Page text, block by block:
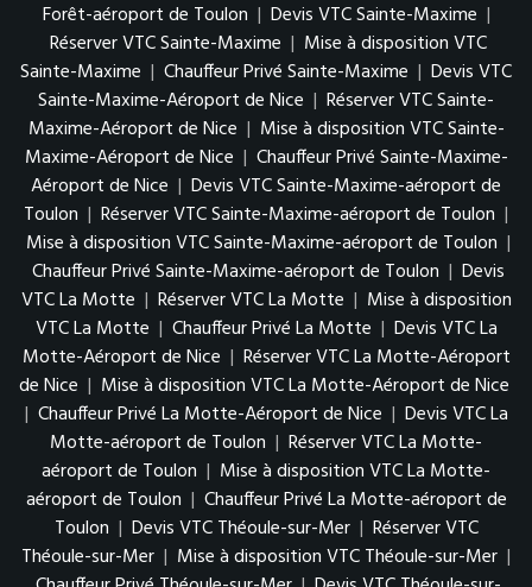
Forêt-aéroport de Toulon | Devis VTC Sainte-Maxime |
Réserver VTC Sainte-Maxime | Mise à disposition VTC
Sainte-Maxime | Chauffeur Privé Sainte-Maxime | Devis VTC
Sainte-Maxime-Aéroport de Nice | Réserver VTC Sainte-
Maxime-Aéroport de Nice | Mise à disposition VTC Sainte-
Maxime-Aéroport de Nice | Chauffeur Privé Sainte-Maxime-
Aéroport de Nice | Devis VTC Sainte-Maxime-aéroport de
Toulon | Réserver VTC Sainte-Maxime-aéroport de Toulon |
Mise à disposition VTC Sainte-Maxime-aéroport de Toulon |
Chauffeur Privé Sainte-Maxime-aéroport de Toulon | Devis
VTC La Motte | Réserver VTC La Motte | Mise à disposition
VTC La Motte | Chauffeur Privé La Motte | Devis VTC La
Motte-Aéroport de Nice | Réserver VTC La Motte-Aéroport
de Nice | Mise à disposition VTC La Motte-Aéroport de Nice
| Chauffeur Privé La Motte-Aéroport de Nice | Devis VTC La
Motte-aéroport de Toulon | Réserver VTC La Motte-
aéroport de Toulon | Mise à disposition VTC La Motte-
aéroport de Toulon | Chauffeur Privé La Motte-aéroport de
Toulon | Devis VTC Théoule-sur-Mer | Réserver VTC
Théoule-sur-Mer | Mise à disposition VTC Théoule-sur-Mer |